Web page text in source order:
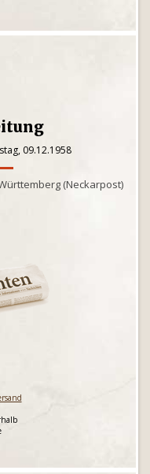
09.12.1958
(Neckarpost)